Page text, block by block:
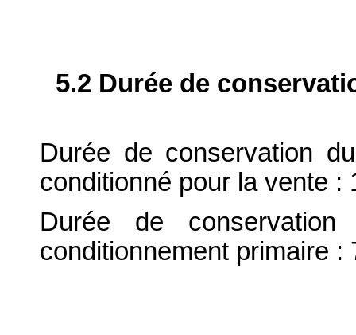
5.2 Durée de
Durée de conservation
conditionné pour la vente :
Durée de
conditionnement primaire :